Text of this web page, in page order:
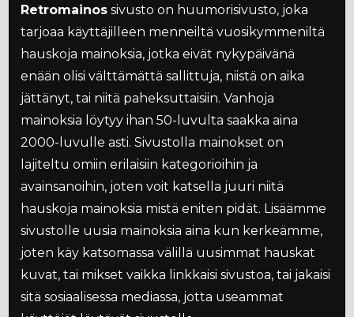
Retromainos sivusto on huumorisivusto, joka
tarjoaa käyttäjilleen menneiltä vuosikymmeniltä
hauskoja mainoksia, jotka eivät nykypäivänä
enään olisi välttämättä sallittuja, niistä on aika
jättänyt, tai niitä paheksuttaisiin. Vanhoja
mainoksia löytyy ihan 50-luvulta saakka aina
2000-luvulle asti. Sivustolla mainokset on
lajiteltu omiin erilaisiin kategorioihin ja
avainsanoihin, joten voit katsella juuri niitä
hauskoja mainoksia mistä eniten pidät. Lisäämme
sivustolle uusia mainoksia aina kun kerkeämme,
joten käy katsomassa välillä uusimmat hauskat
kuvat, tai mikset vaikka linkkaisi sivustoa, tai jakaisi
sitä sosiaalisessa mediassa, jotta useammat